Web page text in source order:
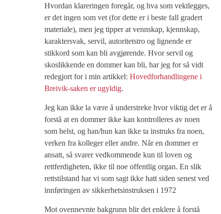
Hvordan klareringen foregår, og hva som vektlegges,
er det ingen som vet (for dette er i beste fall gradert
materiale), men jeg tipper at vennskap, kjennskap,
karaktersvak, servil, autoritetstro og lignende er
stikkord som kan bli avgjørende. Hvor servil og
skoslikkende en dommer kan bli, har jeg for så vidt
redegjort for i min artikkel: Hovedforhandlingene i
Breivik-saken er ugyldig.
Jeg kan ikke la være å understreke hvor viktig det er å
forstå at en dommer ikke kan kontrolleres av noen
som helst, og han/hun kan ikke ta instruks fra noen,
verken fra kolleger eller andre. Når en dommer er
ansatt, så svarer vedkommende kun til loven og
rettferdigheten, ikke til noe offentlig organ. En slik
rettstilstand har vi som sagt ikke hatt siden senest ved
innføringen av sikkerhetsinstruksen i 1972
Mot ovennevnte bakgrunn blir det enklere å forstå